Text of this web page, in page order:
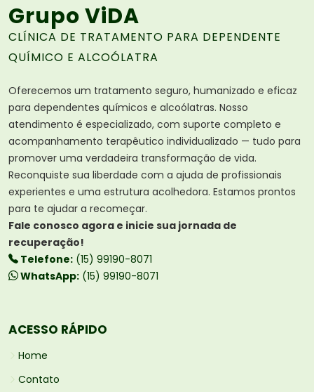
Grupo ViDA
CLÍNICA DE TRATAMENTO PARA DEPENDENTE
QUÍMICO E ALCOÓLATRA
Oferecemos um tratamento seguro, humanizado e eficaz
para dependentes químicos e alcoólatras. Nosso
atendimento é especializado, com suporte completo e
acompanhamento terapêutico individualizado — tudo para
promover uma verdadeira transformação de vida.
Reconquiste sua liberdade com a ajuda de profissionais
experientes e uma estrutura acolhedora. Estamos prontos
para te ajudar a recomeçar.
Fale conosco agora e inicie sua jornada de
recuperação!
Telefone: (15) 99190-8071
WhatsApp: (15) 99190-8071
ACESSO RÁPIDO
Home
Contato